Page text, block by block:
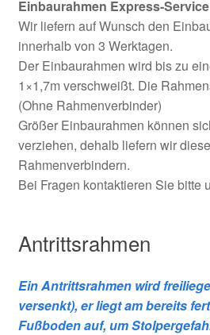
Einbaurahmen Express-Service
Wir liefern auf Wunsch den
innerhalb von 3 Werktagen.
Der Einbaurahmen wird bis zu
1×1,7m verschweißt. Die
(Ohne Rahmenverbinder)
Größer Einbaurahmen können
verziehen, dehalb liefern wir
Rahmenverbindern.
Bei Fragen kontaktieren Sie bitte
Antrittsrahmen
Ein Antrittsrahmen wird
versenkt), er liegt am bereits
Fußboden auf, um